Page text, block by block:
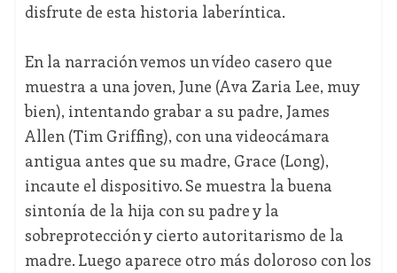
disfrute de esta historia laberíntica.
En la narración vemos un vídeo casero que
muestra a una joven, June (Ava Zaria Lee, muy
bien), intentando grabar a su padre, James
Allen (Tim Griffing), con una videocámara
antigua antes que su madre, Grace (Long),
incaute el dispositivo. Se muestra la buena
sintonía de la hija con su padre y la
sobreprotección y cierto autoritarismo de la
madre. Luego aparece otro más doloroso con los